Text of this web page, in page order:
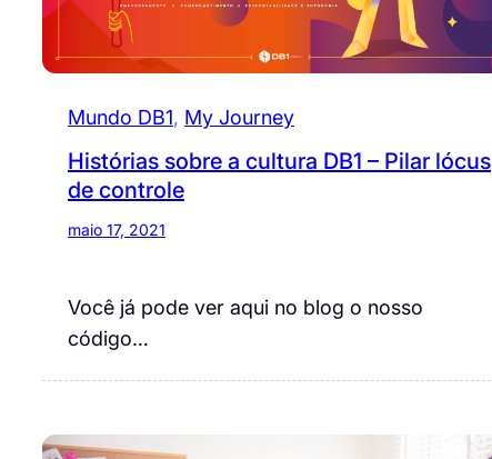
Mundo DB1, My Journey
Histórias sobre a cultura DB1 – Pilar lócus
de controle
maio 17, 2021
Você já pode ver aqui no blog o nosso
código…